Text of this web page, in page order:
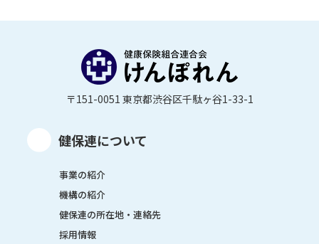
〒151-0051 東京都渋谷区千駄ヶ谷1-33-1
健保連について
事業の紹介
機構の紹介
健保連の所在地・連絡先
採用情報